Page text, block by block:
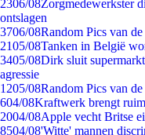
2306/08Zorgmedewerkster
ontslagen
3706/08Random Pics van
2105/08Tanken in België
3405/08Dirk sluit
agressie
1205/08Random Pics van
604/08Kraftwerk brengt
2004/08Apple vecht Britse
8504/08'Witte' mannen